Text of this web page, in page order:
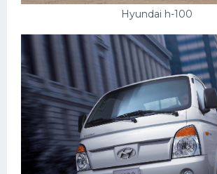
Hyundai h-100